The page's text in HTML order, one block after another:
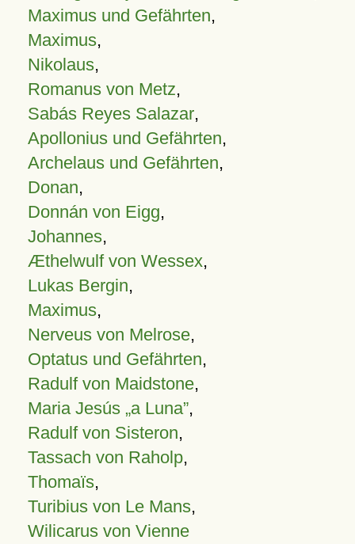
Maximus und Gefährten,
Maximus,
Nikolaus,
Romanus von Metz,
Sabás Reyes Salazar,
Apollonius und Gefährten,
Archelaus und Gefährten,
Donan,
Donnán von Eigg,
Johannes,
Æthelwulf von Wessex,
Lukas Bergin,
Maximus,
Nerveus von Melrose,
Optatus und Gefährten,
Radulf von Maidstone,
Maria Jesús „a Luna”,
Radulf von Sisteron,
Tassach von Raholp,
Thomaïs,
Turibius von Le Mans,
Wilicarus von Vienne